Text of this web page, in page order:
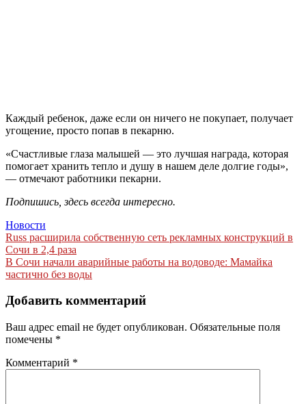
Каждый ребенок, даже если он ничего не покупает, получает
угощение, просто попав в пекарню.
«Счастливые глаза малышей — это лучшая награда, которая
помогает хранить тепло и душу в нашем деле долгие годы»,
— отмечают работники пекарни.
Подпишись, здесь всегда интересно.
Новости
Навигация
по
записям
Russ расширила собственную сеть рекламных конструкций в
Сочи в 2,4 раза
В Сочи начали аварийные работы на водоводе: Мамайка
частично без воды
Добавить комментарий
Ваш адрес email не будет опубликован. Обязательные поля
помечены *
Комментарий *